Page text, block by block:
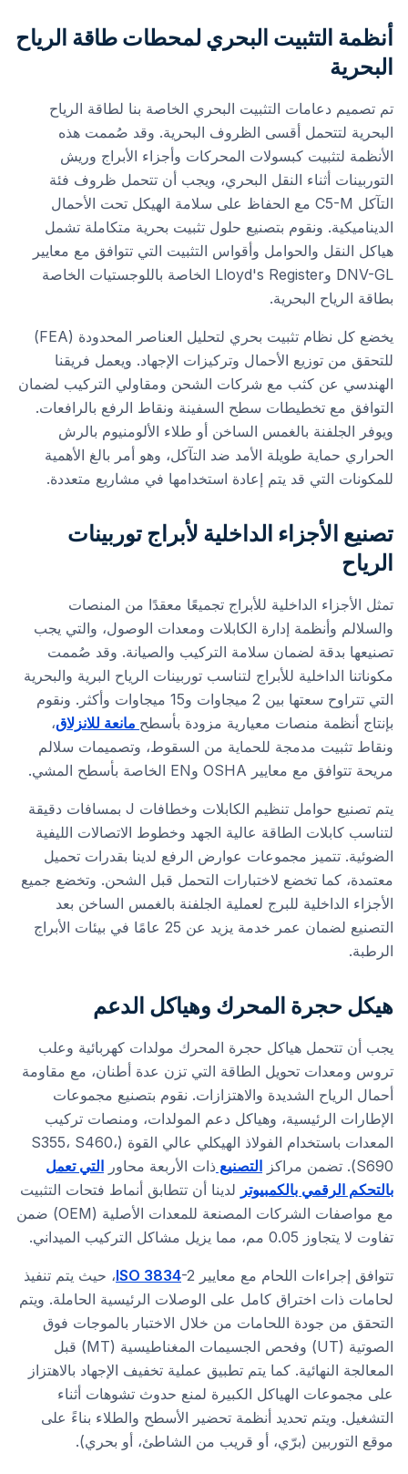
أنظمة التثبيت البحري لمحطات طاقة الرياح
البحرية
تم تصميم دعامات التثبيت البحري الخاصة بنا لطاقة الرياح
البحرية لتتحمل أقسى الظروف البحرية. وقد صُممت هذه
الأنظمة لتثبيت كبسولات المحركات وأجزاء الأبراج وريش
التوربينات أثناء النقل البحري، ويجب أن تتحمل ظروف فئة
التآكل C5-M مع الحفاظ على سلامة الهيكل تحت الأحمال
الديناميكية. ونقوم بتصنيع حلول تثبيت بحرية متكاملة تشمل
هياكل النقل والحوامل وأقواس التثبيت التي تتوافق مع معايير
DNV-GL وLloyd's Register الخاصة باللوجستيات الخاصة
بطاقة الرياح البحرية.
يخضع كل نظام تثبيت بحري لتحليل العناصر المحدودة (FEA)
للتحقق من توزيع الأحمال وتركيزات الإجهاد. ويعمل فريقنا
الهندسي عن كثب مع شركات الشحن ومقاولي التركيب لضمان
التوافق مع تخطيطات سطح السفينة ونقاط الرفع بالرافعات.
ويوفر الجلفنة بالغمس الساخن أو طلاء الألومنيوم بالرش
الحراري حماية طويلة الأمد ضد التآكل، وهو أمر بالغ الأهمية
للمكونات التي قد يتم إعادة استخدامها في مشاريع متعددة.
تصنيع الأجزاء الداخلية لأبراج توربينات
الرياح
تمثل الأجزاء الداخلية للأبراج تجميعًا معقدًا من المنصات
والسلالم وأنظمة إدارة الكابلات ومعدات الوصول، والتي يجب
تصنيعها بدقة لضمان سلامة التركيب والصيانة. وقد صُممت
مكوناتنا الداخلية للأبراج لتناسب توربينات الرياح البرية والبحرية
التي تتراوح سعتها بين 2 ميجاوات و15 ميجاوات وأكثر. ونقوم
بإنتاج أنظمة منصات معيارية مزودة بأسطح مانعة للانزلاق،
ونقاط تثبيت مدمجة للحماية من السقوط، وتصميمات سلالم
مريحة تتوافق مع معايير OSHA وEN الخاصة بأسطح المشي.
يتم تصنيع حوامل تنظيم الكابلات وخطافات J بمسافات دقيقة
لتناسب كابلات الطاقة عالية الجهد وخطوط الاتصالات الليفية
الضوئية. تتميز مجموعات عوارض الرفع لدينا بقدرات تحميل
معتمدة، كما تخضع لاختبارات التحمل قبل الشحن. وتخضع جميع
الأجزاء الداخلية للبرج لعملية الجلفنة بالغمس الساخن بعد
التصنيع لضمان عمر خدمة يزيد عن 25 عامًا في بيئات الأبراج
الرطبة.
هيكل حجرة المحرك وهياكل الدعم
يجب أن تتحمل هياكل حجرة المحرك مولدات كهربائية وعلب
تروس ومعدات تحويل الطاقة التي تزن عدة أطنان، مع مقاومة
أحمال الرياح الشديدة والاهتزازات. نقوم بتصنيع مجموعات
الإطارات الرئيسية، وهياكل دعم المولدات، ومنصات تركيب
المعدات باستخدام الفولاذ الهيكلي عالي القوة (S355، S460،
S690). تضمن مراكز
التصنيع ذات الأربعة محاور التي تعمل
بالتحكم الرقمي بالكمبيوتر لدينا أن تتطابق أنماط فتحات التثبيت
مع مواصفات الشركات المصنعة للمعدات الأصلية (OEM) ضمن
تفاوت لا يتجاوز 0.05 مم، مما يزيل مشاكل التركيب الميداني.
تتوافق إجراءات اللحام مع معايير ISO 3834-2، حيث يتم تنفيذ
لحامات ذات اختراق كامل على الوصلات الرئيسية الحاملة. ويتم
التحقق من جودة اللحامات من خلال الاختبار بالموجات فوق
الصوتية (UT) وفحص الجسيمات المغناطيسية (MT) قبل
المعالجة النهائية. كما يتم تطبيق عملية تخفيف الإجهاد بالاهتزاز
على مجموعات الهياكل الكبيرة لمنع حدوث تشوهات أثناء
التشغيل. ويتم تحديد أنظمة تحضير الأسطح والطلاء بناءً على
موقع التوربين (برّي، أو قريب من الشاطئ، أو بحري).